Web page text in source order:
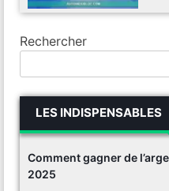
Rechercher
LES INDISPENSABLES
Comment gagner de
2025